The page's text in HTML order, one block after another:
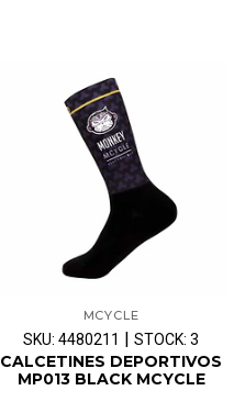
MCYCLE
SKU: 4480211 | STOCK: 3
CALCETINES DEPORTIVOS
MP013 BLACK MCYCLE